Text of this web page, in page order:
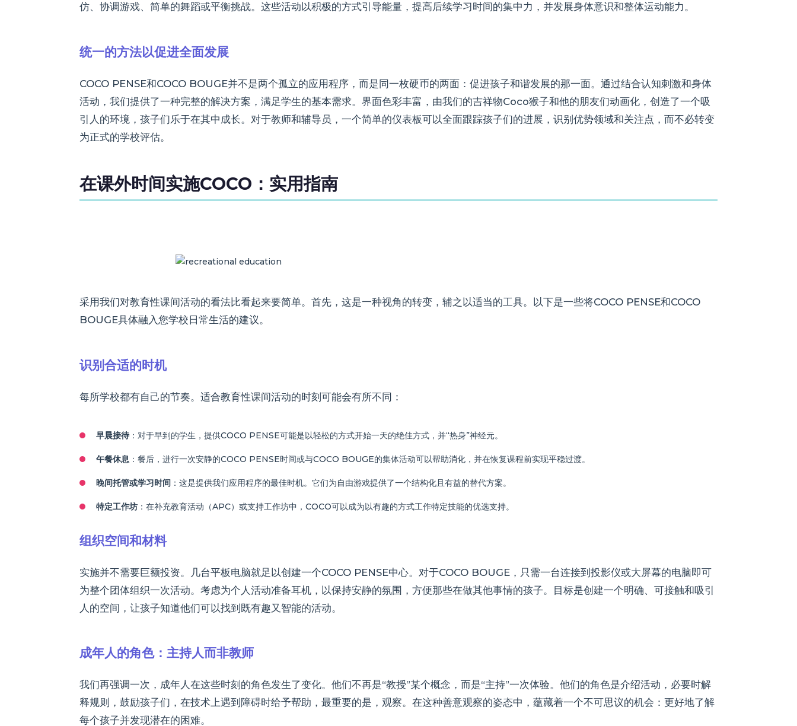
仿、协调游戏、简单的舞蹈或平衡挑战。这些活动以积极的方式引导能量，提高后续学习时间的集中力，并发展身体意识和整体运动能力。
统一的方法以促进全面发展
COCO PENSE和COCO BOUGE并不是两个孤立的应用程序，而是同一枚硬币的两面：促进孩子和谐发展的那一面。通过结合认知刺激和身体
活动，我们提供了一种完整的解决方案，满足学生的基本需求。界面色彩丰富，由我们的吉祥物Coco猴子和他的朋友们动画化，创造了一个吸
引人的环境，孩子们乐于在其中成长。对于教师和辅导员，一个简单的仪表板可以全面跟踪孩子们的进展，识别优势领域和关注点，而不必转变
为正式的学校评估。
在课外时间实施COCO：实用指南
采用我们对教育性课间活动的看法比看起来要简单。首先，这是一种视角的转变，辅之以适当的工具。以下是一些将COCO PENSE和COCO
BOUGE具体融入您学校日常生活的建议。
识别合适的时机
每所学校都有自己的节奏。适合教育性课间活动的时刻可能会有所不同：
早晨接待：对于早到的学生，提供COCO PENSE可能是以轻松的方式开始一天的绝佳方式，并“热身”神经元。
午餐休息 ：餐后，进行一次安静的COCO PENSE时间或与COCO BOUGE的集体活动可以帮助消化，并在恢复课程前实现平稳过渡。
晚间托管或学习时间 ：这是提供我们应用程序的最佳时机。它们为自由游戏提供了一个结构化且有益的替代方案。
特定工作坊 ：在补充教育活动（APC）或支持工作坊中，COCO可以成为以有趣的方式工作特定技能的优选支持。
组织空间和材料
实施并不需要巨额投资。几台平板电脑就足以创建一个COCO PENSE中心。对于COCO BOUGE，只需一台连接到投影仪或大屏幕的电脑即可
为整个团体组织一次活动。考虑为个人活动准备耳机，以保持安静的氛围，方便那些在做其他事情的孩子。目标是创建一个明确、可接触和吸引
人的空间，让孩子知道他们可以找到既有趣又智能的活动。
成年人的角色：主持人而非教师
我们再强调一次，成年人在这些时刻的角色发生了变化。他们不再是“教授”某个概念，而是“主持”一次体验。他们的角色是介绍活动，必要时解
释规则，鼓励孩子们，在技术上遇到障碍时给予帮助，最重要的是，观察。在这种善意观察的姿态中，蕴藏着一个不可思议的机会：更好地了解
每个孩子并发现潜在的困难。